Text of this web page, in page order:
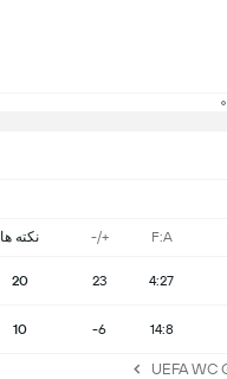
F:A
+/- نکته ها
4:27
23
20
14:8
-6
10